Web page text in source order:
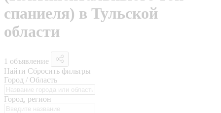
спаниеля) в Тульской
области
1 объявление
Найти Сбросить фильтры
Город / Область
Город, регион